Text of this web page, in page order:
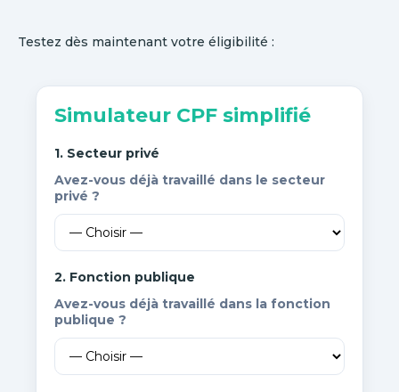
Testez dès maintenant votre éligibilité :
Simulateur CPF simplifié
1. Secteur privé
Avez-vous déjà travaillé dans le secteur
privé ?
2. Fonction publique
Avez-vous déjà travaillé dans la fonction
publique ?